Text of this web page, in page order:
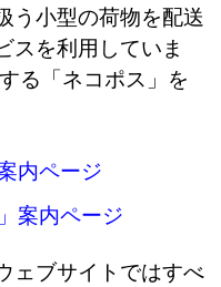
う小型の荷物を配送
スを利用していま
る「ネコポス」を
内ページ
案内ページ
ェブサイトではすべ